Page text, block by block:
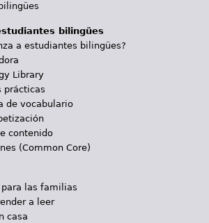
bilingües
a estudiantes bilingües?
Library
prácticas
de vocabulario
contenido
(Common Core)
las familias
a leer
casa